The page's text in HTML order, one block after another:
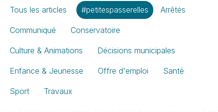
Tous les articles #petitespasserelles Arrêtés
Communiqué Conservatoire
Culture & Animations Décisions municipales
Enfance & Jeunesse Offre d'emploi Santé
Sport Travaux